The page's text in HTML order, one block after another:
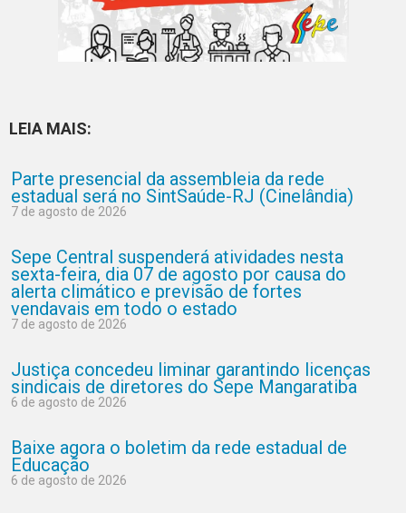
LEIA MAIS:
Parte presencial da assembleia da rede
estadual será no SintSaúde-RJ (Cinelândia)
7 de agosto de 2026
Sepe Central suspenderá atividades nesta
sexta-feira, dia 07 de agosto por causa do
alerta climático e previsão de fortes
vendavais em todo o estado
7 de agosto de 2026
Justiça concedeu liminar garantindo licenças
sindicais de diretores do Sepe Mangaratiba
6 de agosto de 2026
Baixe agora o boletim da rede estadual de
Educação
6 de agosto de 2026